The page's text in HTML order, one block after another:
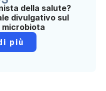
della salute?
divulgativo sul
microbiota
più